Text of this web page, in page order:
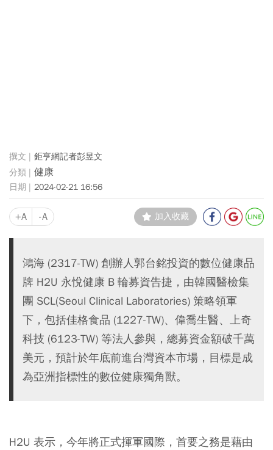
鉅亨網記者彭昱文
健康
2024-02-21 16:56
+A -A 加入收藏
鴻海 (2317-TW) 創辦人郭台銘投資的數位健康品
牌 H2U 永悅健康 B 輪募資告捷，由韓國醫檢集
團 SCL(Seoul Clinical Laboratories) 策略領軍
下，包括佳格食品 (1227-TW)、偉喬生醫、上奇
科技 (6123-TW) 等法人參與，總募資金額破千萬
美元，預計於年底前進台灣資本市場，目標是成
為亞洲指標性的數位健康獨角獸。
H2U 表示，今年將正式揮軍國際，首要之務是藉由